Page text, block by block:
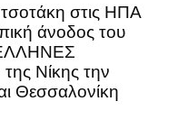
στις ΗΠΑ
άνοδος του
Νίκης την
Θεσσαλονίκη